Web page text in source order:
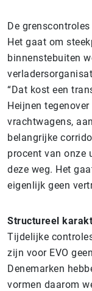
De
Het gaat om
binnenstebuiten
“Dat kost een
Heijnen
vrachtwagens,
belangrijke
procent van onze
deze weg. Het
eigenlijk geen
Structureel
Tijdelijke
zijn voor EVO
Denemarken
vormen daarom